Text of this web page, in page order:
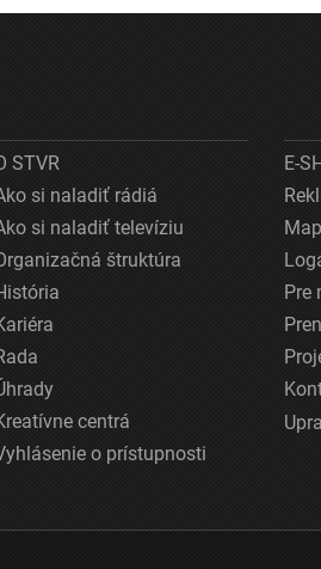
STVR
si naladiť rádiá
si naladiť televíziu
štruktúra
centrá
o prístupnosti
E-
Pre